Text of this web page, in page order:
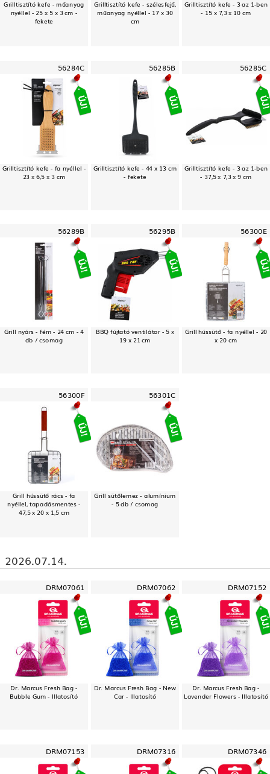
Grilltisztító kefe - műanyag
nyéllel - 25 x 5 x 3 cm -
fekete
Grilltisztító kefe - szélesfejű,
műanyag nyéllel - 17 x 30
cm
Grilltisztító kefe - 3 az 1-ben
- 15 x 7,3 x 10 cm
56284C
Grilltisztító kefe - fa nyéllel -
23 x 6,5 x 3 cm
56285B
Grilltisztító kefe - 44 x 13 cm
- fekete
56285C
Grilltisztító kefe - 3 az 1-ben
- 37,5 x 7,3 x 9 cm
56289B
Grill nyárs - fém - 24 cm - 4
db / csomag
56295B
BBQ fújtató ventilátor - 5 x
19 x 21 cm
56300E
Grill hússütő - fa nyéllel - 20
x 20 cm
56300F
Grill hússütő rács - fa
nyéllel, tapadásmentes -
47,5 x 20 x 1,5 cm
56301C
Grill sütőlemez - alumínium
- 5 db / csomag
2026.07.14.
DRM07061
Dr. Marcus Fresh Bag -
Bubble Gum - Illatosító
DRM07062
Dr. Marcus Fresh Bag - New
Car - Illatosító
DRM07152
Dr. Marcus Fresh Bag -
Lavender Flowers - Illatosító
DRM07153 DRM07316 DRM07346